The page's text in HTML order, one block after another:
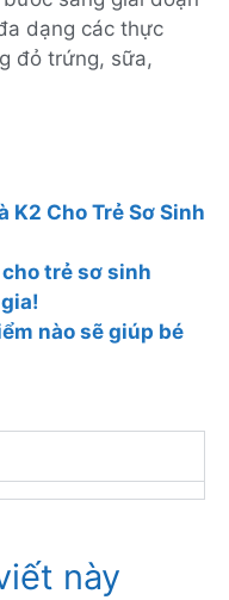
dạng các thực
đỏ trứng, sữa,
K2 Cho Trẻ Sơ Sinh
trẻ sơ sinh
nào sẽ giúp bé
này